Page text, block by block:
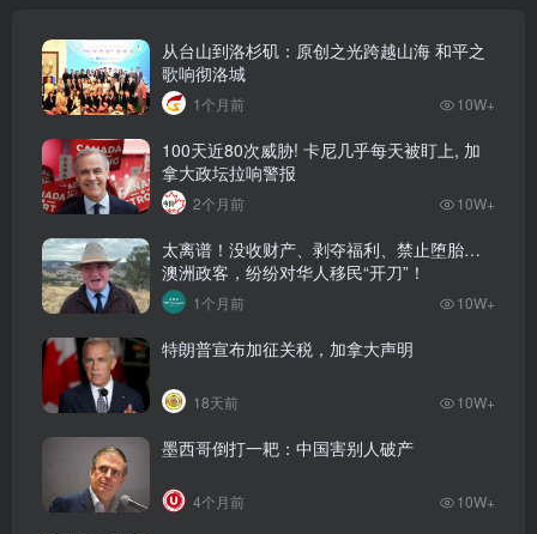
从台山到洛杉矶：原创之光跨越山海 和平之
歌响彻洛城
1个月前 10W+
100天近80次威胁! 卡尼几乎每天被盯上, 加
拿大政坛拉响警报
2个月前 10W+
太离谱！没收财产、剥夺福利、禁止堕胎…
澳洲政客，纷纷对华人移民“开刀”！
1个月前 10W+
特朗普宣布加征关税，加拿大声明
18天前 10W+
墨西哥倒打一耙：中国害别人破产
4个月前 10W+